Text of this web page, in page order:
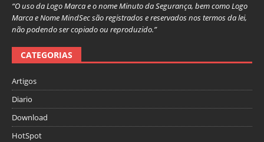
“O uso da Logo Marca e o nome Minuto da Segurança, bem como Logo
Marca e Nome MindSec são registrados e reservados nos termos da lei,
não podendo ser copiado ou reproduzido.”
CATEGORIAS
Artigos
Diario
Download
HotSpot